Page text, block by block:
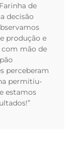
de
decisão
produção e
mão de
perceberam
permitiu-
estamos